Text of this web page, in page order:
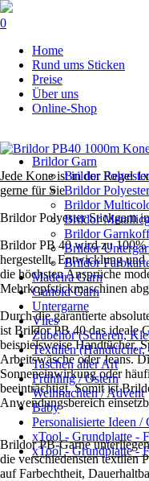
0
überspringen
Home
Rund ums Sticken
Preise
Über uns
Online-Shop
Jede Kone ist in der Regel
gerne für Sie
Brildor Polyester Stickgarn
Brildor PB 40 wird zu 100%
hergestellt. Entwicklung
die höchsten Ansprüche
Mehrkopfstickmaschinen
Durch die garantierte
ist Brildor PB 40 das ideale
beispielsweise Handtücher,
Arbeitswäsche oder Jeans.
Sonneneinwirkung oder
beeinträchtigt. Somit ist
Anwendungsbereich
Brildor PB-Garne
die verschiedensten textilen
auf Farbechtheit,
Navigation
überspringenBrildor Garn
Brildor
Brildor
Brildor
Brildor
Brildor
Brildor
Brildor
Madeira Garn
Gunold Garn
Untergarne
Vlies
Zubehör (Scheren,
Textilien
Taschen aller Art
Frühling / Ostern
Weihnachten / Advent
Baby
Personalisierte Ideen /
xTool - Grundplatte -
xTool - Grundplatte -